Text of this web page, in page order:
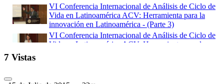
VI Conferencia Internacional de Análisis de Ciclo de
Vida en Latinoamérica ACV: Herramienta para la
innovación en Latinoamérica - (Parte 3)
VI Conferencia Internacional de Análisis de Ciclo de
Vida en Latinoamérica ACV: Herramienta para la
innovación en Latinoamérica - (Parte 5)
7 Vistas